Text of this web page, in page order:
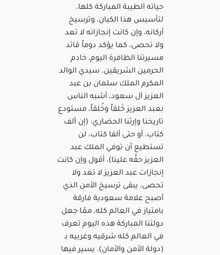
حياته الطيبة المباركة كلها،
لتأسيس هذا الكيان، وترسيخ
أركانه، وإن كانت إنجازاته لا تعد
ولا تحصى، كما يؤكد دوماً قائد
مسيرتنا الظافرة اليوم، خادم
الحرمين الشريقين، سيدي الوالد
المكرم الملك سلمان بن عبد
العزيز آل سعود، أشبه الناس
بعبد العزيز خَلقاً وخُلقاً، مستودع
تاريخنا وإرثنا الحضاري: (إن ألف
كتاب، أو حتى ألفا كتاب، لن
تستطيع أن توفي الملك عبد
العزيز حقَّه علينا)، أقول وإن كانت
إنجازات عبد العزيز لا تعد ولا
تحصى، يبقى ترسيخ الأمن الذي
أصبح علامة سعودية فارقة
بامتياز في العالم كله، ممّا جعل
دولتنا المباركة هذه اليوم تعرف
في العالم كله شرقيه وغربيه بـ
(دولة الأمن والأمان). يسير فيها